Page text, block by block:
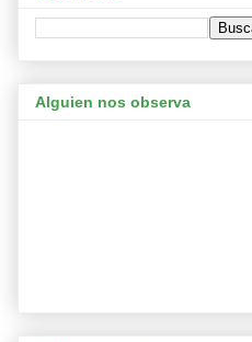
Alguien nos observa